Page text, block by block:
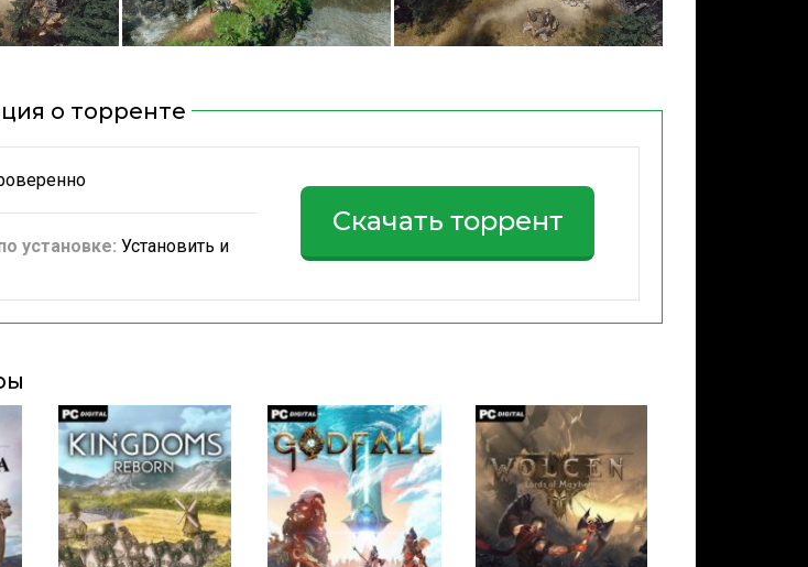
о торренте
установке: Установить и
Скачать торрент